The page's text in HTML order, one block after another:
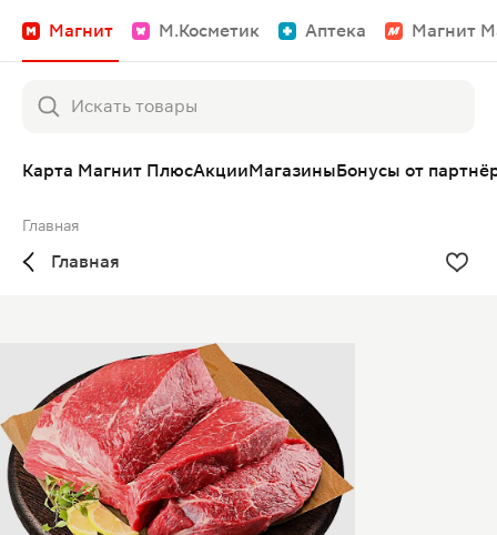
Магнит М.Косметик Аптека Магнит
Карта Магнит ПлюсАкцииМагазиныБонусы от
Главная
Главная